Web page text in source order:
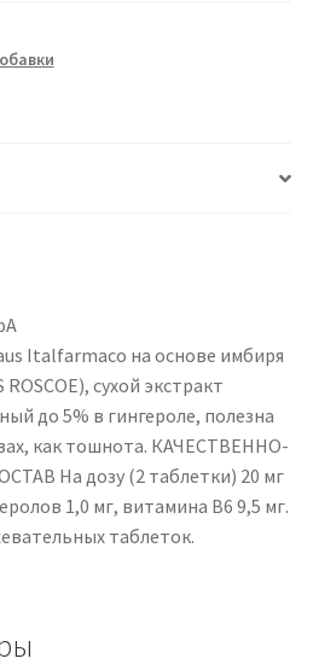
Italfarmaco на основе имбиря
сухой экстракт
до 5% в гингероле, полезна
как тошнота. КАЧЕСТВЕННО-
На дозу (2 таблетки) 20 мг
1,0 мг, витамина В6 9,5 мг.
таблеток.